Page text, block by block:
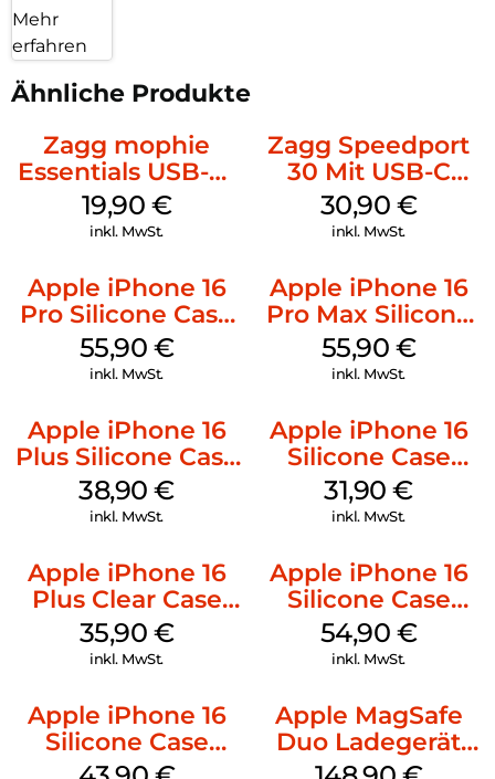
Mehr
erfahren
Ähnliche Produkte
Zagg mophie
Essentials USB-C-
20W Charger PD
Weiß
19,90 €
inkl. MwSt.
Zagg Speedport
30 Mit USB-C
Kabel Weiß
30,90 €
inkl. MwSt.
Apple iPhone 16
Pro Silicone Case
MagSafe Stone
Gray
55,90 €
inkl. MwSt.
Apple iPhone 16
Pro Max Silicone
Case MagSafe
Stone Gray
55,90 €
inkl. MwSt.
Apple iPhone 16
Plus Silicone Case
MagSafe Denim
38,90€
inkl. MwSt.
Apple iPhone 16
Silicone Case
MagSafe Fuchsia
31,90€
inkl. MwSt.
Apple iPhone 16
Plus Clear Case
MagSafe
Transparent
35,90 €
inkl. MwSt.
Apple iPhone 16
Silicone Case
MagSafe Lake
Green
54,90 €
inkl. MwSt.
Apple iPhone 16
Silicone Case
MagSafe Plum
Apple MagSafe
Duo Ladegerät
Weiß